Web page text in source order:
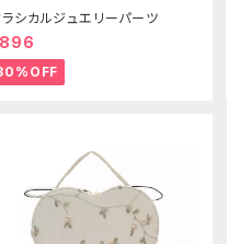
ラシカルジュエリーパーツ